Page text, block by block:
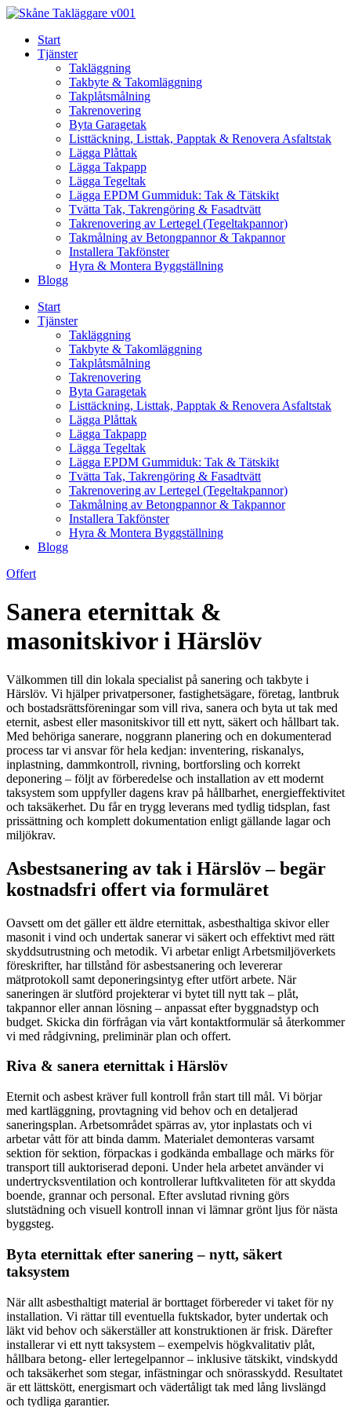
Skip
contentStart
Tjänster
Takläggning
Takbyte & Takomläggning
Takplåtsmålning
Takrenovering
Byta Garagetak
Listtäckning, Listtak, Papptak & Renovera Asfaltstak
Lägga Plåttak
Lägga Takpapp
Lägga Tegeltak
Lägga EPDM Gummiduk: Tak & Tätskikt
Tvätta Tak, Takrengöring & Fasadtvätt
Takrenovering av Lertegel (Tegeltakpannor)
Takmålning av Betongpannor & Takpannor
Installera Takfönster
Hyra & Montera Byggställning
Blogg
Start
Tjänster
Takläggning
Takbyte & Takomläggning
Takplåtsmålning
Takrenovering
Byta Garagetak
Listtäckning, Listtak, Papptak & Renovera Asfaltstak
Lägga Plåttak
Lägga Takpapp
Lägga Tegeltak
Lägga EPDM Gummiduk: Tak & Tätskikt
Tvätta Tak, Takrengöring & Fasadtvätt
Takrenovering av Lertegel (Tegeltakpannor)
Takmålning av Betongpannor & Takpannor
Installera Takfönster
Hyra & Montera Byggställning
Blogg
Offert
Sanera eternittak &
masonitskivor i Härslöv
Välkommen till din lokala specialist på sanering och takbyte i
Härslöv. Vi hjälper privatpersoner, fastighetsägare, företag, lantbruk
och bostadsrättsföreningar som vill riva, sanera och byta ut tak med
eternit, asbest eller masonitskivor till ett nytt, säkert och hållbart tak.
Med behöriga sanerare, noggrann planering och en dokumenterad
process tar vi ansvar för hela kedjan: inventering, riskanalys,
inplastning, dammkontroll, rivning, bortforsling och korrekt
deponering – följt av förberedelse och installation av ett modernt
taksystem som uppfyller dagens krav på hållbarhet, energieffektivitet
och taksäkerhet. Du får en trygg leverans med tydlig tidsplan, fast
prissättning och komplett dokumentation enligt gällande lagar och
miljökrav.
Asbestsanering av tak i Härslöv – begär
kostnadsfri offert via formuläret
Oavsett om det gäller ett äldre eternittak, asbesthaltiga skivor eller
masonit i vind och undertak sanerar vi säkert och effektivt med rätt
skyddsutrustning och metodik. Vi arbetar enligt Arbetsmiljöverkets
föreskrifter, har tillstånd för asbestsanering och levererar
mätprotokoll samt deponeringsintyg efter utfört arbete. När
saneringen är slutförd projekterar vi bytet till nytt tak – plåt,
takpannor eller annan lösning – anpassat efter byggnadstyp och
budget. Skicka din förfrågan via vårt kontaktformulär så återkommer
vi med rådgivning, preliminär plan och offert.
Riva & sanera eternittak i Härslöv
Eternit och asbest kräver full kontroll från start till mål. Vi börjar
med kartläggning, provtagning vid behov och en detaljerad
saneringsplan. Arbetsområdet spärras av, ytor inplastats och vi
arbetar vått för att binda damm. Materialet demonteras varsamt
sektion för sektion, förpackas i godkända emballage och märks för
transport till auktoriserad deponi. Under hela arbetet använder vi
undertrycksventilation och kontrollerar luftkvaliteten för att skydda
boende, grannar och personal. Efter avslutad rivning görs
slutstädning och visuell kontroll innan vi lämnar grönt ljus för nästa
byggsteg.
Byta eternittak efter sanering – nytt, säkert
taksystem
När allt asbesthaltigt material är borttaget förbereder vi taket för ny
installation. Vi rättar till eventuella fuktskador, byter undertak och
läkt vid behov och säkerställer att konstruktionen är frisk. Därefter
installerar vi ett nytt taksystem – exempelvis högkvalitativ plåt,
hållbara betong- eller lertegelpannor – inklusive tätskikt, vindskydd
och taksäkerhet som stegar, infästningar och snörasskydd. Resultatet
är ett lättskött, energismart och vädertåligt tak med lång livslängd
och tydliga garantier.